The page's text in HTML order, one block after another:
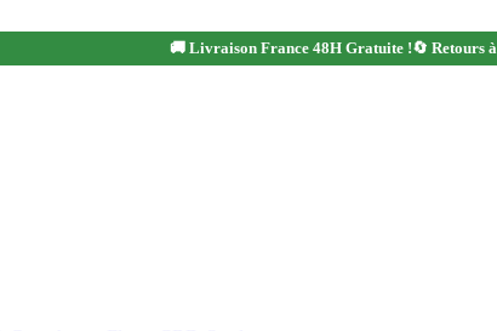
🚚 Livraison France 48H Gratuite !🔄 Retours